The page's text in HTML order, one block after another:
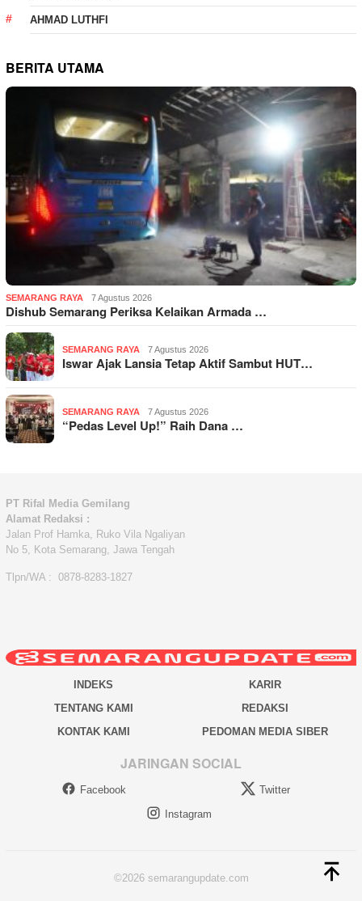
AHMAD LUTHFI
BERITA UTAMA
SEMARANG RAYA 7 Agustus 2026
Dishub Semarang Periksa Kelaikan Armada …
SEMARANG RAYA 7 Agustus 2026
Iswar Ajak Lansia Tetap Aktif Sambut HUT…
SEMARANG RAYA 7 Agustus 2026
“Pedas Level Up!” Raih Dana …
PT Rifal Media Gemilang
Alamat Redaksi :
Jalan Prof Hamka, Ruko Vila Ngaliyan
No 5, Kota Semarang, Jawa Tengah
Tlpn/WA : 0878-8283-1827
INDEKS
KARIR
TENTANG KAMI
REDAKSI
KONTAK KAMI
PEDOMAN MEDIA SIBER
JARINGAN SOCIAL
Facebook
Twitter
Instagram
©2026 semarangupdate.com